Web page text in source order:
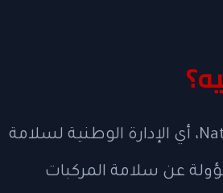
هي National Highway Traffic Safety Administration، أي الإدارة الوطنية لسلامة
عن سلامة المركبات